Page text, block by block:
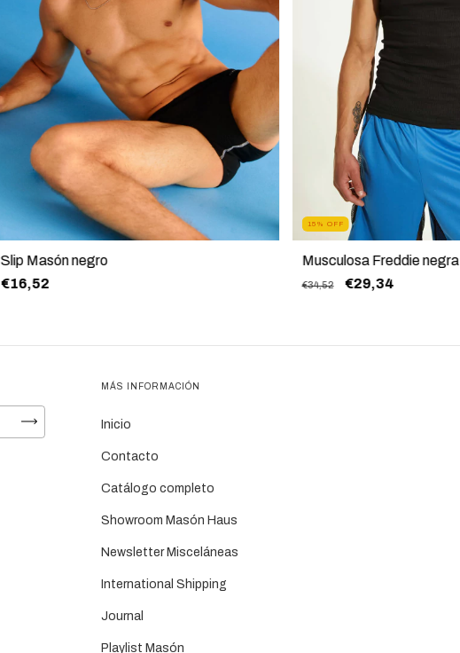
Slip Masón negro
€16,52
15 % OFF
Musculosa Freddie negra
€34,52 €29,34
MÁS INFORMACIÓN
Inicio
Contacto
Catálogo completo
Showroom Masón Haus
Newsletter Misceláneas
International Shipping
Journal
Playlist Masón